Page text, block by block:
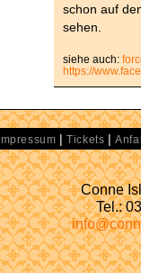
schon auf
sehen.
siehe auch:
https://
Impressum |Tickets |
Conne
Tel.: